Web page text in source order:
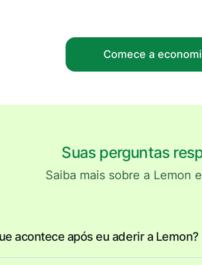
Comece a
Suas perguntas
Saiba mais sobre a Lemon
acontece após eu aderir a Lemon?